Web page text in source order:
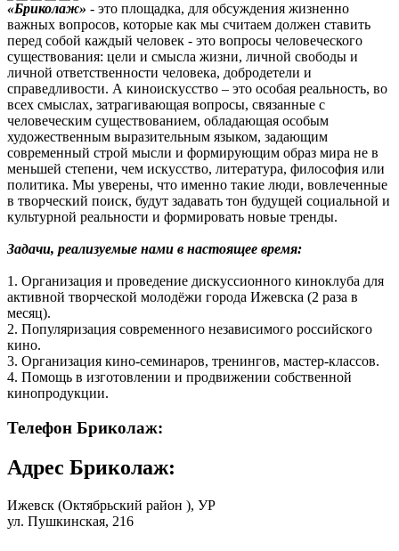
«Бриколаж» - это площадка, для обсуждения жизненно
важных вопросов, которые как мы считаем должен ставить
перед собой каждый человек - это вопросы человеческого
существования: цели и смысла жизни, личной свободы и
личной ответственности человека, добродетели и
справедливости. А киноискусство – это особая реальность, во
всех смыслах, затрагивающая вопросы, связанные с
человеческим существованием, обладающая особым
художественным выразительным языком, задающим
современный строй мысли и формирующим образ мира не в
меньшей степени, чем искусство, литература, философия или
политика. Мы уверены, что именно такие люди, вовлеченные
в творческий поиск, будут задавать тон будущей социальной и
культурной реальности и формировать новые тренды.
Задачи, реализуемые нами в настоящее время:
1. Организация и проведение дискуссионного киноклуба для
активной творческой молодёжи города Ижевска (2 раза в
месяц).
2. Популяризация современного независимого российского
кино.
3. Организация кино-семинаров, тренингов, мастер-классов.
4. Помощь в изготовлении и продвижении собственной
кинопродукции.
Телефон Бриколаж:
Адрес Бриколаж:
Ижевск (Октябрьский район ), УР
ул. Пушкинская, 216